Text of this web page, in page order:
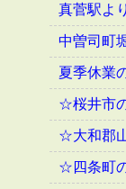
真菅駅よ
中曽司町
夏季休業
☆桜井市
☆大和郡
☆四条町